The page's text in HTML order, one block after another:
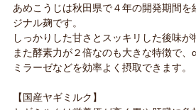
あめこうじは秋田県で４年の開発期間を
ジナル麹です。
しっかりした甘さとスッキリした後味が
また酵素力が２倍なのも大きな特徴で
ミラーゼなどを効率よく摂取できます。
【国産ヤギミルク】